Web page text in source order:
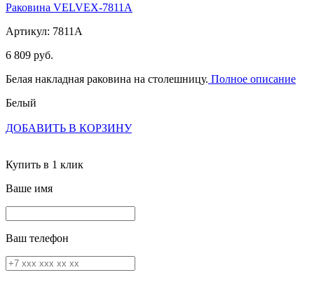
Раковина VELVEX-7811A
Артикул: 7811A
6 809 руб.
Белая накладная раковина на столешницу. Полное описание
Белый
ДОБАВИТЬ В КОРЗИНУ
Купить в 1 клик
Ваше имя
Ваш телефон